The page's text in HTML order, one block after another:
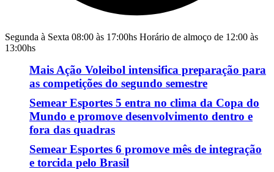
Segunda à Sexta 08:00 às 17:00hs Horário de almoço de 12:00 às
13:00hs
Mais Ação Voleibol intensifica preparação para
as competições do segundo semestre
Semear Esportes 5 entra no clima da Copa do
Mundo e promove desenvolvimento dentro e
fora das quadras
Semear Esportes 6 promove mês de integração
e torcida pelo Brasil